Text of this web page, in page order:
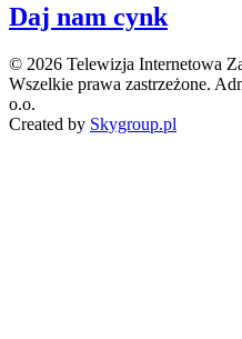
Daj nam cynk
© 2026 Telewizja Internetowa
Wszelkie prawa zastrzeżone.
o.o.
Created by Skygroup.pl